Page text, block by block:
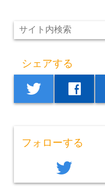
シェアする
twitter facebook
フォローする
twitter